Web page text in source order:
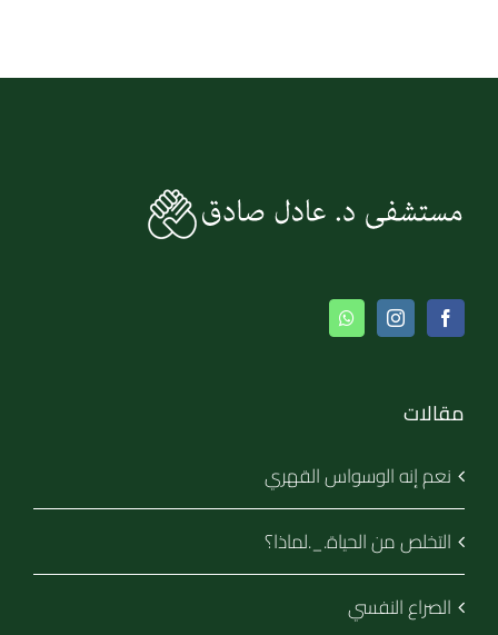
مقالات
نعم إنه الوسواس القهري
التخلص من الحياة._.لماذا؟
الصراع النفسي